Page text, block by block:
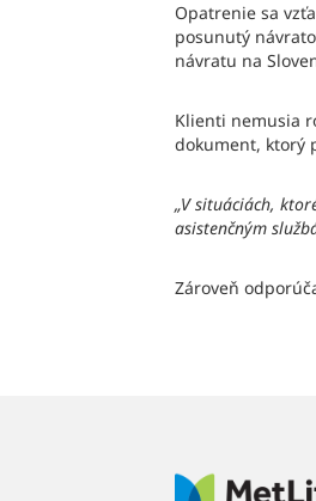
Opatrenie sa
posunutý
návratu na
Klienti nemusia
dokument, ktorý
„V situáciách,
asistenčným
Zároveň